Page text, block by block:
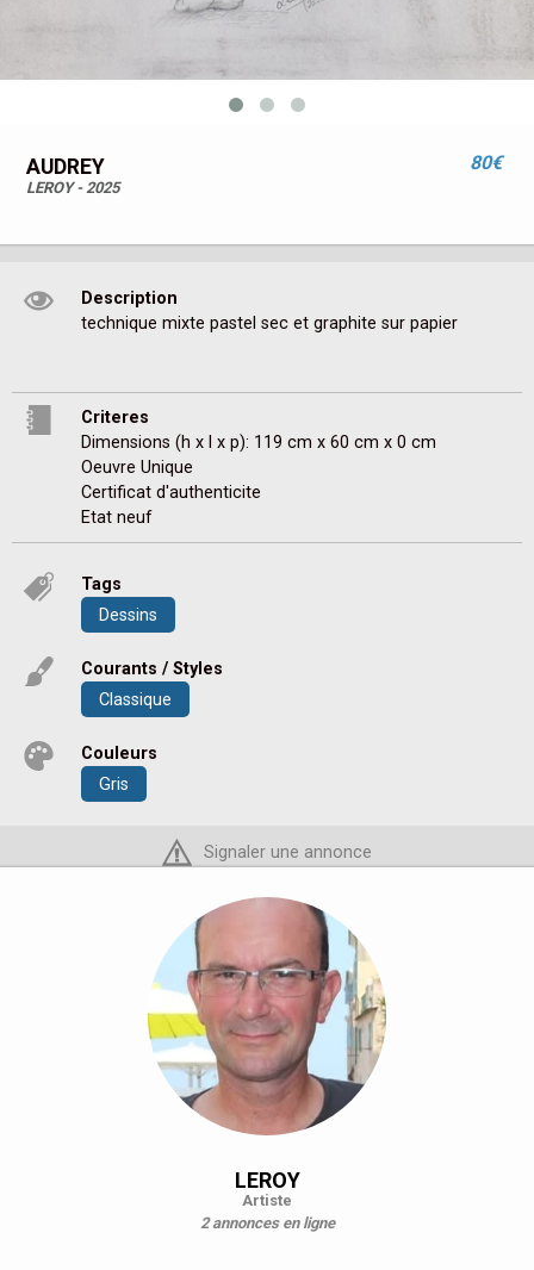
AUDREY
LEROY - 2025
80€
Description
technique mixte pastel sec et graphite sur papier
Criteres
Dimensions (h x l x p): 119 cm x 60 cm x 0 cm
Oeuvre Unique
Certificat d'authenticite
Etat neuf
Tags
Dessins
Courants / Styles
Classique
Couleurs
Gris
Signaler une annonce
LEROY
Artiste
2 annonces en ligne